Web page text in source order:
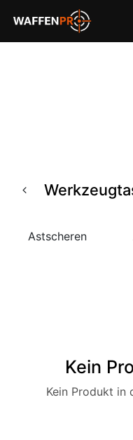
Astscheren
Kein
Kein Produkt in